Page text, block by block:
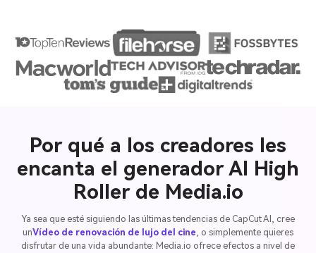
Por qué a los creadores les
encanta el generador AI High
Roller de Media.io
Ya sea que esté siguiendo las últimas tendencias de CapCut AI, cree
unVídeo de renovación de lujo del cine, o simplemente quieres
disfrutar de una vida abundante: Media.io ofrece efectos a nivel de